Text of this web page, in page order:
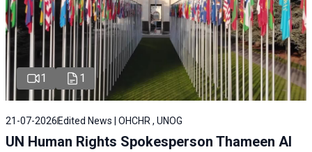
1 1
21-07-2026 Edited News | OHCHR , UNOG
UN Human Rights Spokesperson Thameen Al